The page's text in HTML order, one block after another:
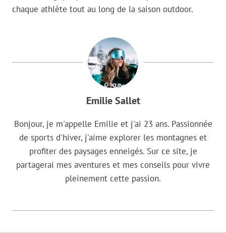
chaque athlète tout au long de la saison outdoor.
Emilie Sallet
Bonjour, je m'appelle Emilie et j'ai 23 ans. Passionnée
de sports d'hiver, j'aime explorer les montagnes et
profiter des paysages enneigés. Sur ce site, je
partagerai mes aventures et mes conseils pour vivre
pleinement cette passion.